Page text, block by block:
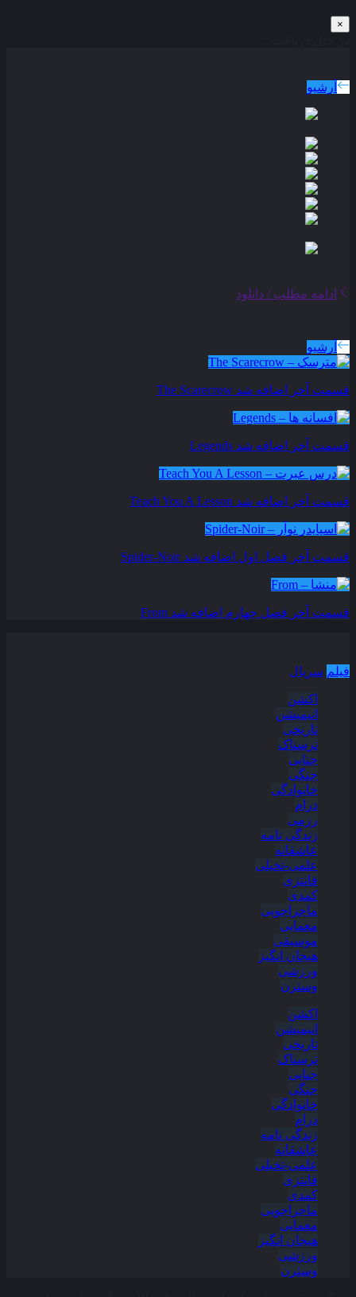
×
آرشیو
ادامه مطلب / دانلود
آرشیو
قسمت آخر اضافه شد The Scarecrow
قسمت آخر اضافه شد Legends
قسمت آخر اضافه شد Teach You A Lesson
قسمت آخر فصل اول اضافه شد Spider-Noir
قسمت آخر فصل چهارم اضافه شد From
فیلم سریال
اکشن
انیمیشن
تاریخی
ترسناک
جنایی
جنگی
خانوادگی
درام
رزمی
زندگی نامه
عاشقانه
علمی-تخیلی
فانتزی
کمدی
ماجراجویی
معمایی
موسیقی
هیجان انگیز
ورزشی
وسترن
اکشن
انیمیشن
تاریخی
ترسناک
جنایی
جنگی
خانوادگی
درام
زندگی نامه
عاشقانه
علمی-تخیلی
فانتزی
کمدی
ماجراجویی
معمایی
هیجان انگیز
ورزشی
وسترن